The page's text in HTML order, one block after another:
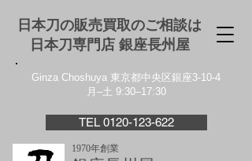
日本刀の販売買取のご相談は
日本刀専門店 銀座⻑州屋
Ginza Choshuya 東京都中央区銀座3-10-4
月–土 9:30–17:30
TEL 0120-123-622
1970年創業